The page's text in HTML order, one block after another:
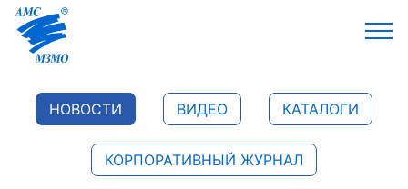
НОВОСТИ ВИДЕО КАТАЛОГИ
КОРПОРАТИВНЫЙ ЖУРНАЛ